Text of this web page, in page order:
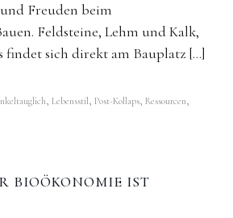
Freuden beim
Feldsteine, Lehm und Kalk,
findet sich direkt am Bauplatz […]
, Lebensstil , Post-Kollaps, Ressourcen,
BIOÖKONOMIE IST